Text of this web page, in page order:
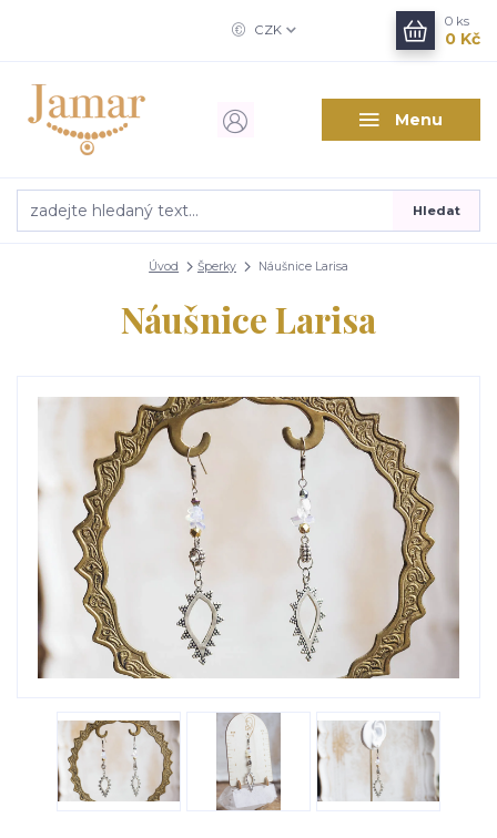
Menu
CZK
Hledat
0 ks
0 Kč
Úvod Šperky Náušnice Larisa
Náušnice Larisa